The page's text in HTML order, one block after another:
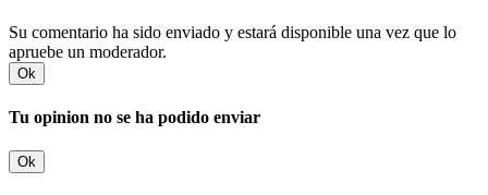
Su comentario ha sido enviado y estará disponible una vez que lo
apruebe un moderador.
Ok
Tu opinion no se ha podido enviar
Ok